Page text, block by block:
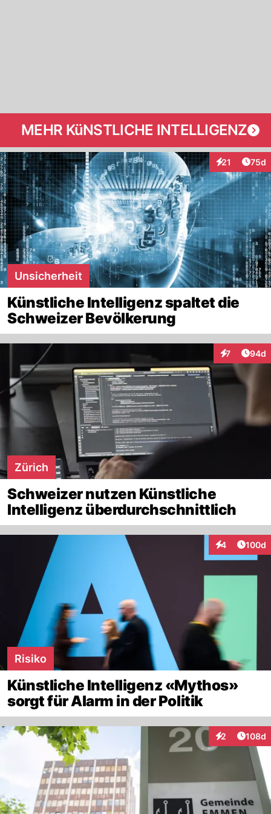
MEHR KüNSTLICHE INTELLIGENZ
21
Interaktionen
75d
Unsicherheit
Künstliche Intelligenz spaltet die
Schweizer Bevölkerung
7
Interaktionen
94d
Zürich
Schweizer nutzen Künstliche
Intelligenz überdurchschnittlich
4
Interaktionen
100d
Risiko
Künstliche Intelligenz «Mythos»
sorgt für Alarm in der Politik
2
Interaktionen
108d